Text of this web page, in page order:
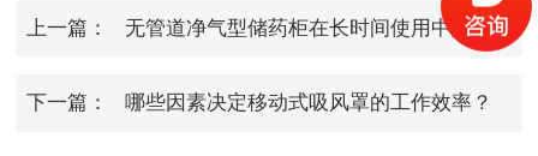
上一篇： 无管道净气型储药柜在长时间使用中如何
下一篇： 哪些因素决定移动式吸风罩的工作效率？